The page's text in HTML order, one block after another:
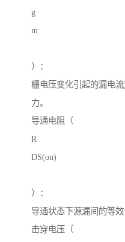
g
m
）：
栅电压变化引起的漏电
力。
导通电阻（
R
DS(on)
）：
导通状态下源漏间的等
击穿电压（